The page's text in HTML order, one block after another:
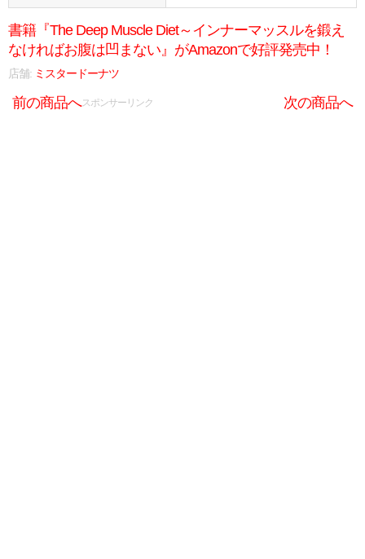
書籍『The Deep Muscle Diet～インナーマッスルを鍛え
なければお腹は凹まない』がAmazonで好評発売中！
店舗: ミスタードーナツ
前の商品へ 次の商品へ
スポンサーリンク